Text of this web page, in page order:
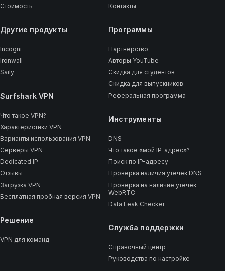
Стоимость
Другие продукты
Incogni
Ironwall
Saily
Surfshark VPN
Что такое VPN?
Характеристики VPN
Варианты использования VPN
Серверы VPN
Dedicated IP
Отзывы
Загрузка VPN
Бесплатная пробная версия VPN
Решение
VPN для команд
Контакты
Программы
Партнерство
Авторы YouTube
Скидка для студентов
Скидка для выпускников
Реферальная программа
Инструменты
DNS
Что такое «мой IP-адрес»?
Поиск по IP-адресу
Проверка наличия утечек DNS
Проверка на наличие утечек
WebRTC
Data Leak Checker
Служба поддержки
Справочный центр
Руководства по настройке